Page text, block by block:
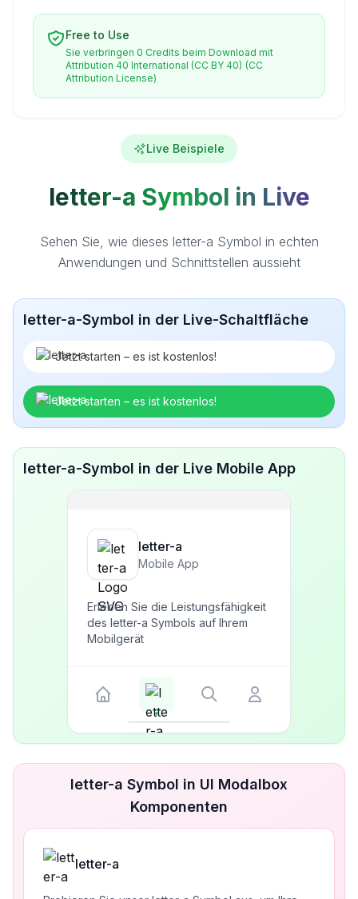
Free to Use
Sie verbringen 0 Credits beim Download mit
Attribution 40 International (CC BY 40) (CC
Attribution License)
Live Beispiele
letter-a Symbol in Live
Sehen Sie, wie dieses letter-a Symbol in echten
Anwendungen und Schnittstellen aussieht
letter-a-Symbol in der Live-Schaltfläche
Jetzt starten – es ist kostenlos!
Jetzt starten – es ist kostenlos!
letter-a-Symbol in der Live Mobile App
letter-a
Mobile App
Erleben Sie die Leistungsfähigkeit
des letter-a Symbols auf Ihrem
Mobilgerät
letter-a Symbol in UI Modalbox
Komponenten
letter-a